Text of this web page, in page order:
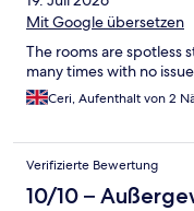
Mit Google übersetzen
The rooms are spotless
many times with no
Ceri, Aufenthalt von 2
Verifizierte Bewertung
10/10 –